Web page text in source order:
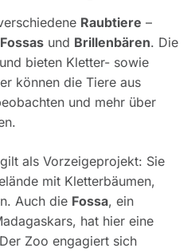
Raubtiere –
Fossas und Brillenbären. Die
bieten Kletter- sowie
können die Tiere aus
und mehr über
gilt als Vorzeigeprojekt: Sie
mit Kletterbäumen,
Auch die Fossa, ein
hat hier eine
Zoo engagiert sich